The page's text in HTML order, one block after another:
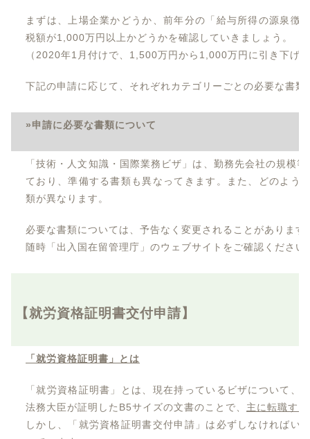
まずは、上場企業かどうか、前年分の「給与所得の源泉徴
税額が1,000万円以上かどうかを確認していきましょう。
（2020年1月付けで、1,500万円から1,000万円に引き下げ
下記の申請に応じて、それぞれカテゴリーごとの必要な書類
»申請に必要な書類について
「技術・人文知識・国際業務ビザ」は、勤務先会社の規模
ており、準備する書類も異なってきます。また、どのよう
類が異なります。
必要な書類については、予告なく変更されることがあります
随時「出入国在留管理庁」のウェブサイトをご確認ください
【就労資格証明書交付申請】
「就労資格証明書」とは
「就労資格証明書」とは、現在持っているビザについて、
法務大臣が証明したB5サイズの文書のことで、 主に転職す
しかし、「就労資格証明書交付申請」は必ずしなければい